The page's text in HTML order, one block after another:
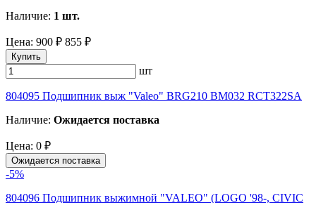
Наличие: 1 шт.
Цена: 900 ₽ 855 ₽
Купить
шт
804095 Подшипник выж "Valeo" BRG210 BM032 RCT322SA
Наличие: Ожидается поставка
Цена: 0 ₽
Ожидается поставка
-5%
804096 Подшипник выжимной "VALEO" (LOGO '98-, CIVIC